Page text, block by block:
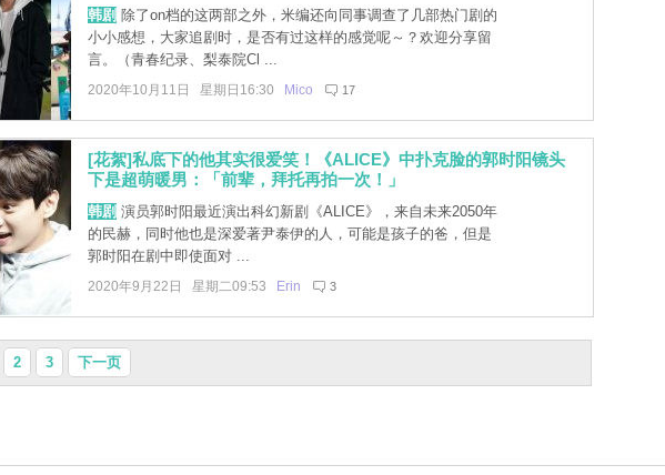
韩剧 除了on档的这两部之外，米编还向同事调查了几部热门剧的
小小感想，大家追剧时，是否有过这样的感觉呢～？欢迎分享留
言。（青春纪录、梨泰院Cl ...
2020年10月11日 星期日16:30 Mico 17
[花絮]私底下的他其实很爱笑！《ALICE》中扑克脸的郭时阳镜头
下是超萌暖男：「前辈，拜托再拍一次！」
韩剧 演员郭时阳最近演出科幻新剧《ALICE》，来自未来2050年
的民赫，同时他也是深爱著尹泰伊的人，可能是孩子的爸，但是
郭时阳在剧中即使面对 ...
2020年9月22日 星期二09:53 Erin 3
2 3 下一页